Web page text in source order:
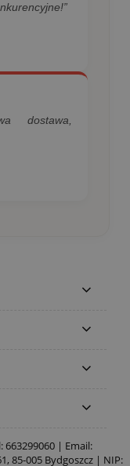
dostawa,
663299060 | Email:
85-005 Bydgoszcz | NIP: